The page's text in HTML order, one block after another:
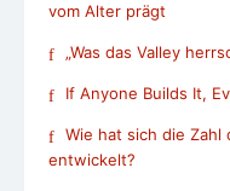
vom Alter prägt
„Was das Valley
If Anyone Builds It,
Wie hat sich die Zahl
entwickelt?